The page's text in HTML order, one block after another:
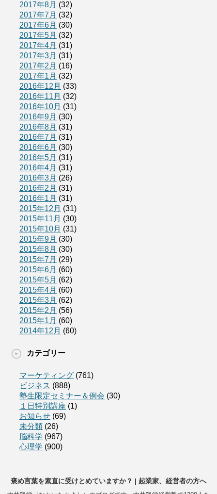
2017年8月 (32)
2017年7月 (32)
2017年6月 (30)
2017年5月 (32)
2017年4月 (31)
2017年3月 (31)
2017年2月 (16)
2017年1月 (32)
2016年12月 (33)
2016年11月 (32)
2016年10月 (31)
2016年9月 (30)
2016年8月 (31)
2016年7月 (31)
2016年6月 (30)
2016年5月 (31)
2016年4月 (31)
2016年3月 (26)
2016年2月 (31)
2016年1月 (31)
2015年12月 (31)
2015年11月 (30)
2015年10月 (31)
2015年9月 (30)
2015年8月 (30)
2015年7月 (29)
2015年6月 (60)
2015年5月 (62)
2015年4月 (60)
2015年3月 (62)
2015年2月 (56)
2015年1月 (60)
2014年12月 (60)
カテゴリー
マーケティング (761)
ビジネス (888)
塾生限定セミナー＆例会 (30)
１日特別講座 (1)
お知らせ (69)
未分類 (26)
脳科学 (967)
心理学 (900)
褒め言葉を素直に受けとめていますか？ | 起業家、経営者の方へ